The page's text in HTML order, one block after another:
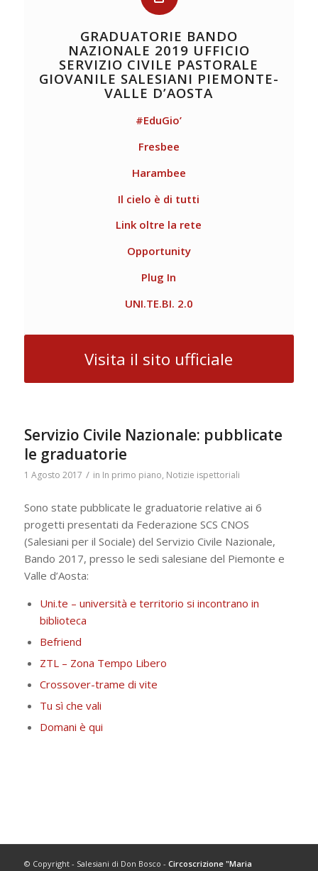
GRADUATORIE BANDO
NAZIONALE 2019 UFFICIO
SERVIZIO CIVILE PASTORALE
GIOVANILE SALESIANI PIEMONTE-
VALLE D’AOSTA
#EduGio’
Fresbee
Harambee
Il cielo è di tutti
Link oltre la rete
Opportunity
Plug In
UNI.TE.BI. 2.0
Visita il sito ufficiale
Servizio Civile Nazionale: pubblicate
le graduatorie
1 Agosto 2017 / in In primo piano, Notizie ispettoriali
Sono state pubblicate le graduatorie relative ai 6
progetti presentati da Federazione SCS CNOS
(Salesiani per il Sociale) del Servizio Civile Nazionale,
Bando 2017, presso le sedi salesiane del Piemonte e
Valle d’Aosta:
Uni.te – università e territorio si incontrano in
biblioteca
Befriend
ZTL – Zona Tempo Libero
Crossover-trame di vite
Tu sì che vali
Domani è qui
© Copyright - Salesiani di Don Bosco - Circoscrizione "Maria